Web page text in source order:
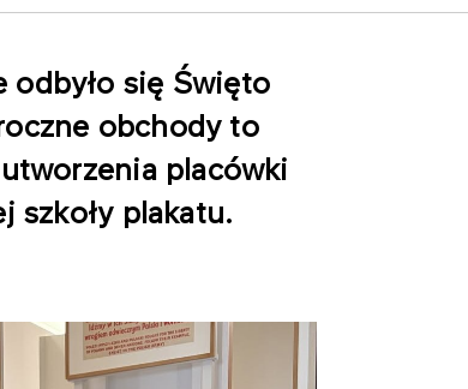
odbyło się Święto
obchody to
placówki
szkoły plakatu.